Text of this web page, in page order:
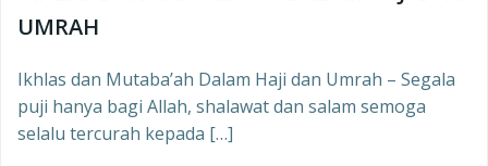
UMRAH
Ikhlas dan Mutaba’ah Dalam Haji dan Umrah – Segala
puji hanya bagi Allah, shalawat dan salam semoga
selalu tercurah kepada […]